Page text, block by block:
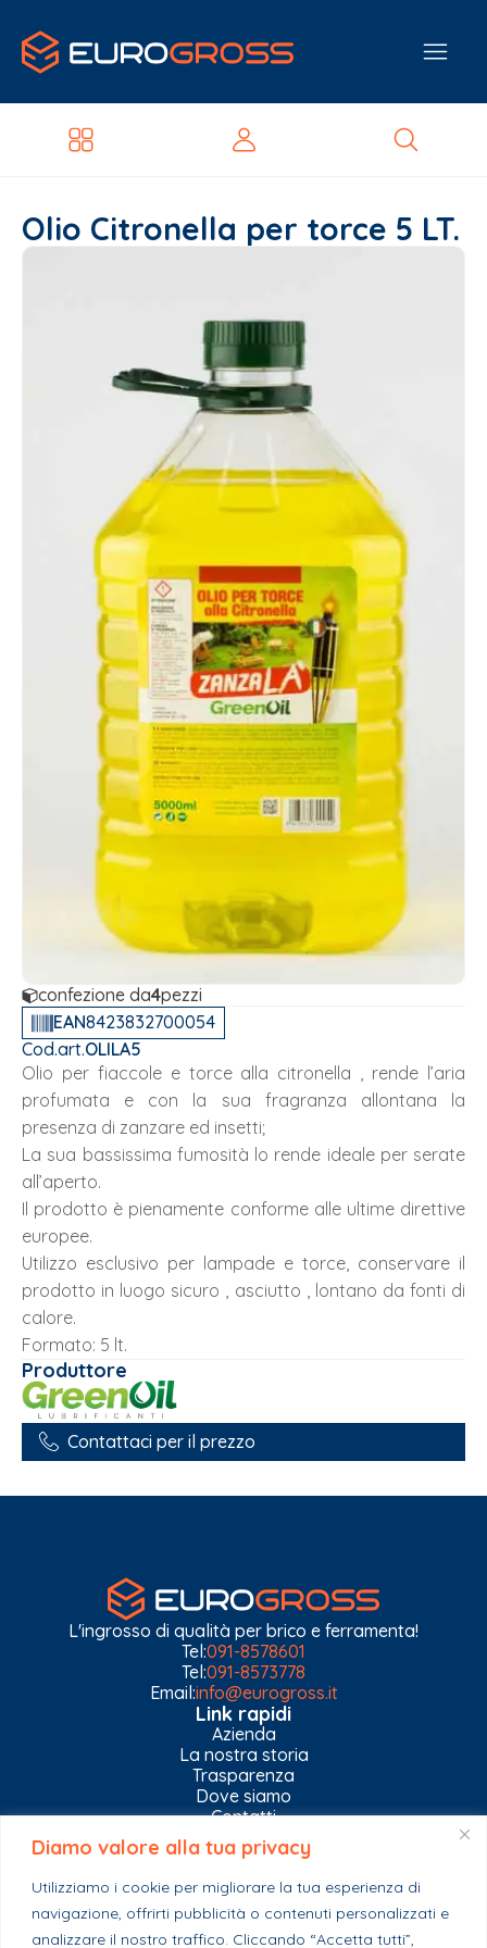
Diamo valore alla tua privacy
Utilizziamo i cookie per migliorare la tua esperienza di
navigazione, offrirti pubblicità o contenuti personalizzati e
analizzare il nostro traffico. Cliccando “Accetta tutti”,
Olio Citronella per torce 5 LT.
confezione da4pezzi
EAN8423832700054
Cod.art.OLILA5
Olio per fiaccole e torce alla citronella , rende l’aria
profumata e con la sua fragranza allontana la
presenza di zanzare ed insetti;
La sua bassissima fumosità lo rende ideale per serate
all’aperto.
Il prodotto è pienamente conforme alle ultime direttive
europee.
Utilizzo esclusivo per lampade e torce, conservare il
prodotto in luogo sicuro , asciutto , lontano da fonti di
calore.
Formato: 5 lt.
Produttore
Contattaci per il prezzo
L'ingrosso di qualità per brico e ferramenta!
Tel:091-8578601
Tel:091-8573778
Email:info@eurogross.it
Link rapidi
Azienda
La nostra storia
Trasparenza
Dove siamo
Contatti
Privacy Policy
Gestisci impostazioni Cookies
Esplora il catalogo
Casa
Ferramenta & Co.